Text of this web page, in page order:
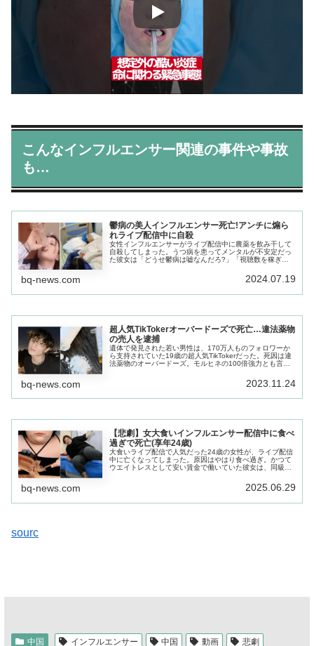
こんなインフルエンサー関連の事件や事故
も…
鬱病の美人インフルエンサー死亡!アンチに煽ら
れライブ配信中に自殺
女性インフルエンサーがライブ配信中に農薬を飲み干して
自殺してしまった。うつ病を患ってメンタルが不安定だっ
た彼女は「どうせ鬱病は嘘なんだろ?」「視聴数を稼ぎた
bq-news.com 2024.07.19
超人気TikTokerオーバードーズで死亡…違法薬物
の売人を逮捕
遺体で発見された若い男性は、170万人ものフォロワーか
ら支持されていた19歳の超人気TikTokerだった。死因は違
法薬物のオーバードーズ。モルヒネの100倍強力とも言わ
bq-news.com 2023.11.24
【悲劇】女大食いインフルエンサー配信中に食べ
過ぎで死亡(享年24歳)
大食いライブ配信で人気だった24歳の女性が、ライブ配信
中に亡くなってしまった。原因はやはり食べ過ぎ。かつて
ウエイトレスとして安い賃金で働いていた彼女は、同級生
bq-news.com 2025.06.29
sourc
中国 インフルエンサー 中国 動画 悲劇